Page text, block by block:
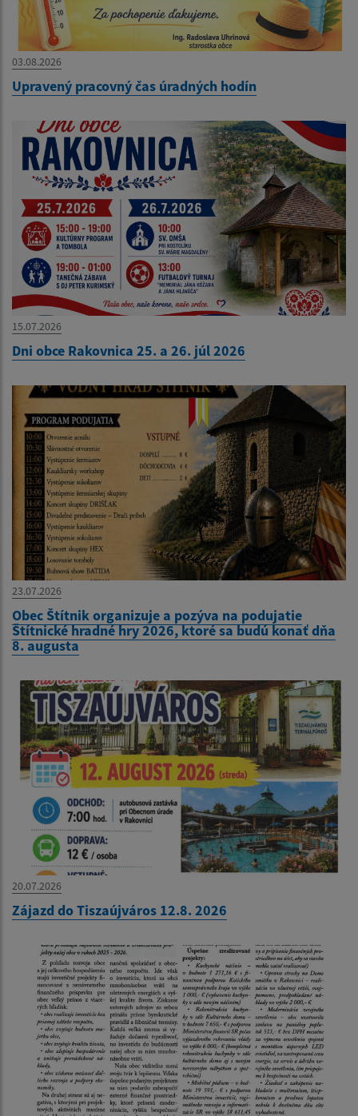
03.08.2026
Upravený pracovný čas úradných hodín
15.07.2026
Dni obce Rakovnica 25. a 26. júl 2026
23.07.2026
Obec Štítnik organizuje a pozýva na podujatie
Štítnické hradné hry 2026, ktoré sa budú konať dňa
8. augusta
20.07.2026
Zájazd do Tiszaújváros 12.8. 2026